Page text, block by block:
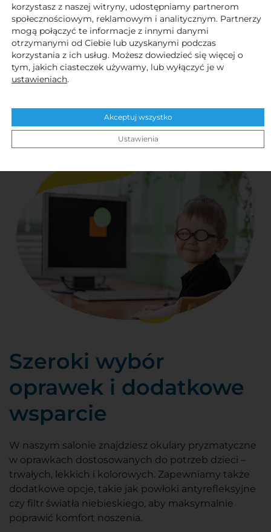
Poprawa komfortu widzenia.
Zmniejszenie napięcia mięśniowego wokół oczu.
Wsparcie w terapii zaburzeń widzenia
Lepsza koncentracja i efektywność podczas nauki
i zabawy.
Szeroki wybór
oprawek i dodatkowe
wsparcie
W naszym salonie znajdziesz okulary pryzmatyczne
w oprawkach dostosowanych do potrzeb dzieci –
trwałych, lekkich i kolorowych. Zapewniamy także
dodatkowe opcje, takie jak powłoki antyrefleksyjne
czy filtr światła niebieskiego, aby maksymalnie
poprawić komfort noszenia.
korzystasz z naszej witryny, udostępniamy partnerom
społecznościowym, reklamowym i analitycznym. Partnerzy
mogą połączyć te informacje z innymi danymi
otrzymanymi od Ciebie lub uzyskanymi podczas
korzystania z ich usług. Możesz dowiedzieć się więcej o
tym, jakich ciasteczek używamy, lub wyłączyć je w
ustawieniach.
Akceptuj wszystko
Ustawienia